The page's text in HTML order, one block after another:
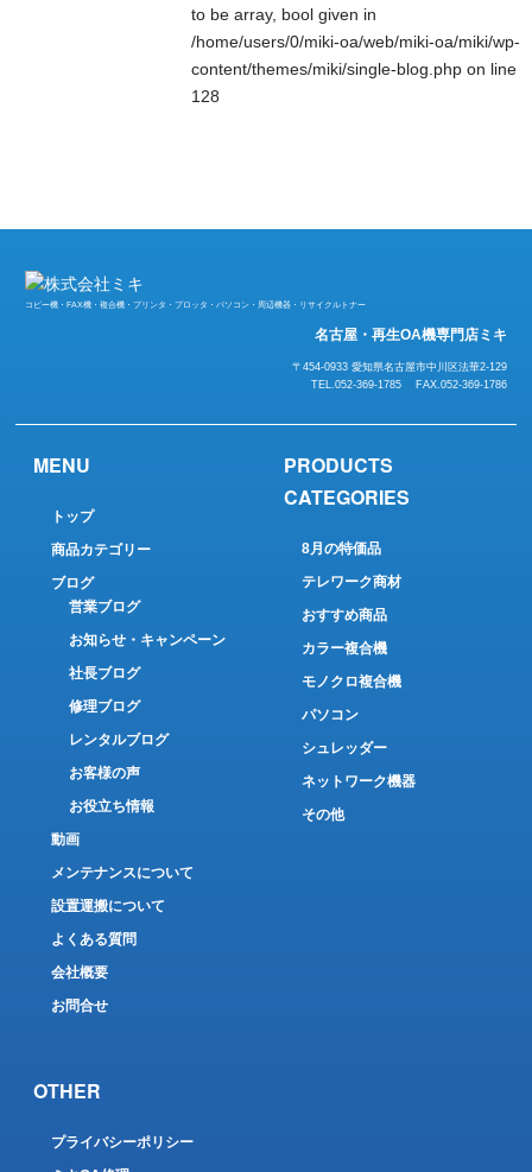
to be array, bool given in
/home/users/0/miki-oa/web/miki-oa/miki/wp-
content/themes/miki/single-blog.php on line
128
コピー機・FAX機・複合機・プリンタ・プロッタ・パソコン・周辺機器・リサイクルトナー
名古屋・再生OA機専門店ミキ
〒454-0933 愛知県名古屋市中川区法華2-129
TEL.052-369-1785 FAX.052-369-1786
MENU
トップ
商品カテゴリー
ブログ
営業ブログ
お知らせ・キャンペーン
社長ブログ
修理ブログ
レンタルブログ
お客様の声
お役立ち情報
動画
メンテナンスについて
設置運搬について
よくある質問
会社概要
お問合せ
PRODUCTS
CATEGORIES
8月の特価品
テレワーク商材
おすすめ商品
カラー複合機
モノクロ複合機
パソコン
シュレッダー
ネットワーク機器
その他
OTHER
プライバシーポリシー